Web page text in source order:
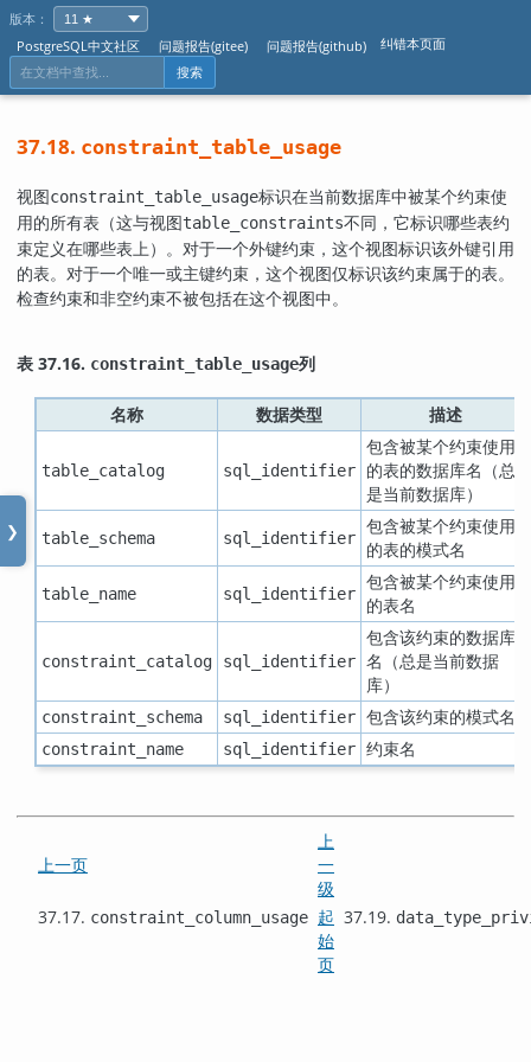
版本：
PostgreSQL中文社区
问题报告(gitee) 问题报告(github) 纠错本页面
搜索
❯
37.18. constraint_table_usage
视图constraint_table_usage标识在当前数据库中被某个约束使
用的所有表（这与视图table_constraints不同，它标识哪些表约
束定义在哪些表上）。对于一个外键约束，这个视图标识该外键引用
的表。对于一个唯一或主键约束，这个视图仅标识该约束属于的表。
检查约束和非空约束不被包括在这个视图中。
表 37.16. constraint_table_usage列
名称 数据类型 描述
table_catalog sql_identifier
包含被某个约束使用
的表的数据库名（总
是当前数据库）
table_schema sql_identifier
包含被某个约束使用
的表的模式名
table_name sql_identifier
包含被某个约束使用
的表名
constraint_catalog sql_identifier
包含该约束的数据库
名（总是当前数据
库）
constraint_schema sql_identifier 包含该约束的模式名
constraint_name sql_identifier 约束名
上一页
上
一
级
37.17. constraint_column_usage 起
始
页
37.19.